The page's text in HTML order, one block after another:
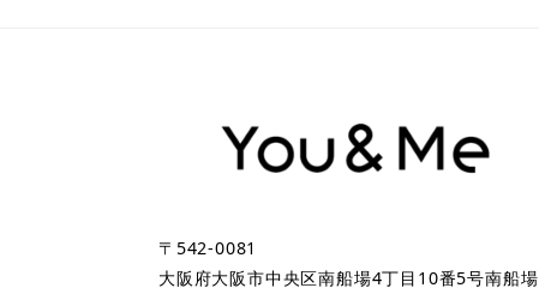
〒542-0081
大阪府大阪市中央区南船場4丁目10番5号南船場